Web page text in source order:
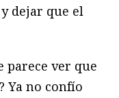
dejar que el
parece ver que
Ya no confío